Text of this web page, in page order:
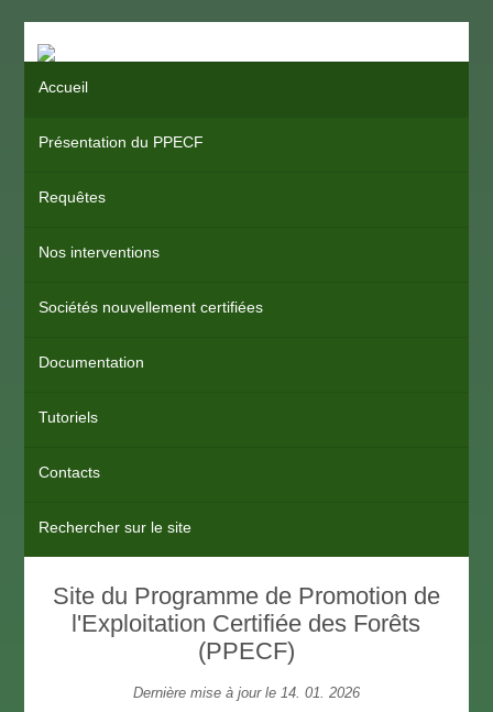
Accueil
Présentation du PPECF
Requêtes
Nos interventions
Sociétés nouvellement certifiées
Documentation
Tutoriels
Contacts
Rechercher sur le site
Site du Programme de Promotion de
l'Exploitation Certifiée des Forêts
(PPECF)
Dernière mise à jour le 14. 01. 2026